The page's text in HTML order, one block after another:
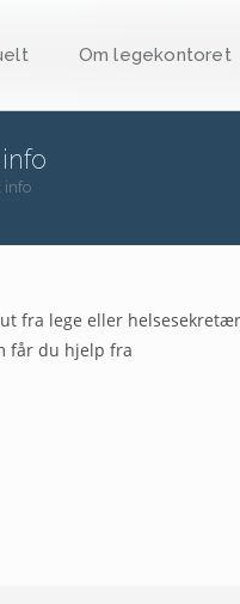
Om legekontoret
info
fra lege eller
får du hjelp fra